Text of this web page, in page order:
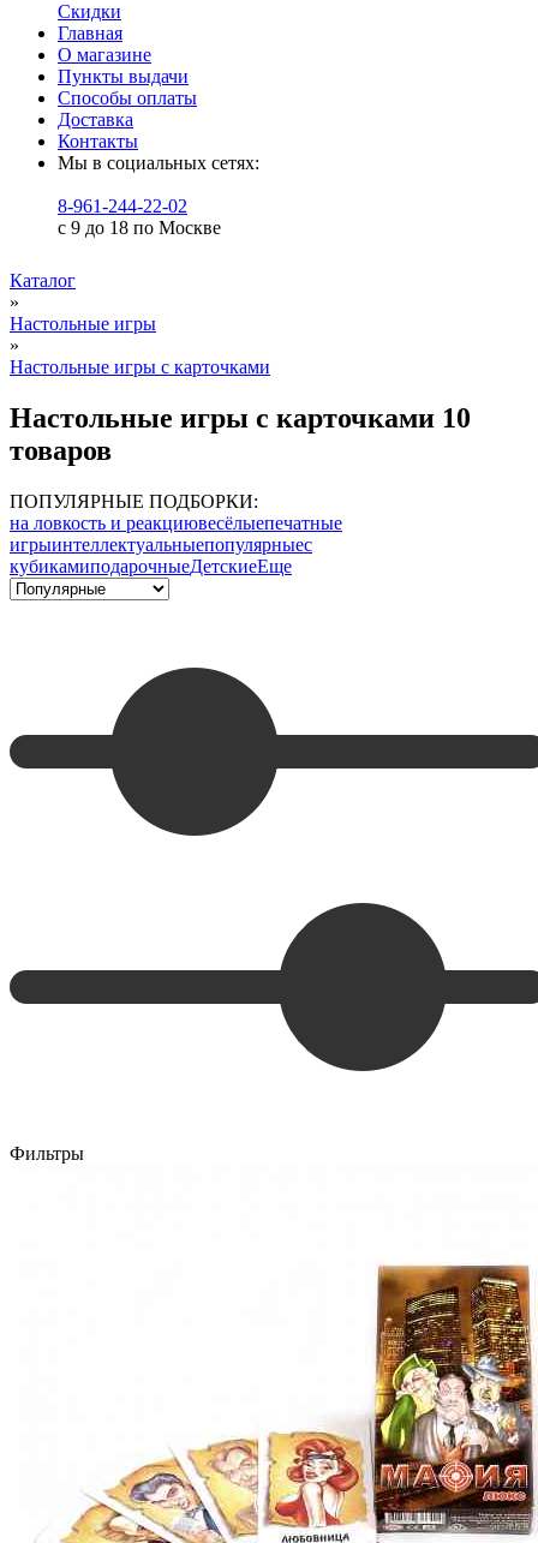
Скидки
Главная
О магазине
Пункты выдачи
Способы оплаты
Доставка
Контакты
Мы в социальных сетях:
8-961-244-22-02
с 9 до 18 по Москве
Каталог
»
Настольные игры
»
Настольные игры с карточками
Настольные игры с карточками 10
товаров
ПОПУЛЯРНЫЕ ПОДБОРКИ:
на ловкость и реакциювесёлыепечатные
игрыинтеллектуальныепопулярныес
кубикамиподарочныеДетскиеЕще
Фильтры